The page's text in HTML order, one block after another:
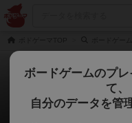
ボードゲームのプ
て、
自分のデータを管